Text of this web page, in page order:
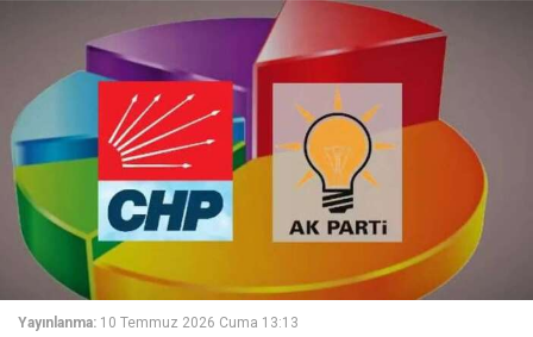
Yayınlanma: 10 Temmuz 2026 Cuma 13:13